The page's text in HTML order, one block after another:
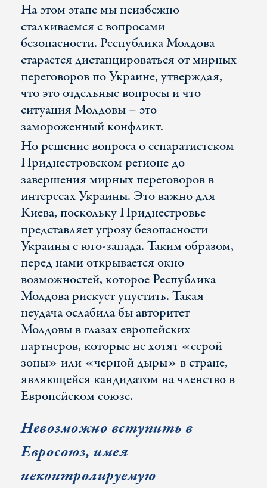
На этом этапе мы неизбежно
сталкиваемся с вопросами
безопасности. Республика Молдова
старается дистанцироваться от мирных
переговоров по Украине, утверждая,
что это отдельные вопросы и что
ситуация Молдовы – это
замороженный конфликт.
Но решение вопроса о сепаратистском
Приднестровском регионе до
завершения мирных переговоров в
интересах Украины. Это важно для
Киева, поскольку Приднестровье
представляет угрозу безопасности
Украины с юго-запада. Таким образом,
перед нами открывается окно
возможностей, которое Республика
Молдова рискует упустить. Такая
неудача ослабила бы авторитет
Молдовы в глазах европейских
партнеров, которые не хотят «серой
зоны» или «черной дыры» в стране,
являющейся кандидатом на членство в
Европейском союзе.
Невозможно вступить в
Евросоюз, имея
неконтролируемую